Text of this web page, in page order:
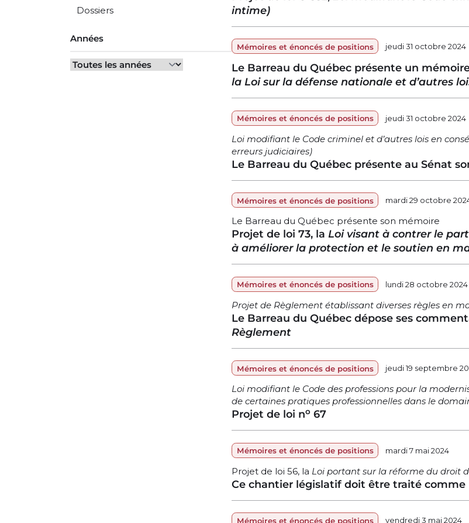
Dossiers
Années
intime)
Mémoires et énoncés de positions jeudi 31 octobre 2024
Le Barreau du Québec présente un
la Loi sur la défense nationale et d’autres
Mémoires et énoncés de positions jeudi 31 octobre 2024
Loi modifiant le Code criminel et d’autres lois en
erreurs judiciaires)
Le Barreau du Québec présente au Sénat
Mémoires et énoncés de positions mardi 29 octobre
Le Barreau du Québec présente son mémoire
Projet de loi 73, la Loi visant à contrer le
à améliorer la protection et le soutien en
Mémoires et énoncés de positions lundi 28 octobre 2024
Projet de Règlement établissant diverses règles en
Le Barreau du Québec dépose ses
Règlement
Mémoires et énoncés de positions jeudi 19 septembre
Loi modifiant le Code des professions pour la
de certaines pratiques professionnelles dans le
Projet de loi no 67
Mémoires et énoncés de positions mardi 7 mai 2024
Projet de loi 56, la Loi portant sur la réforme du droit
Ce chantier législatif doit être traité
Mémoires et énoncés de positions vendredi 3 mai 2024